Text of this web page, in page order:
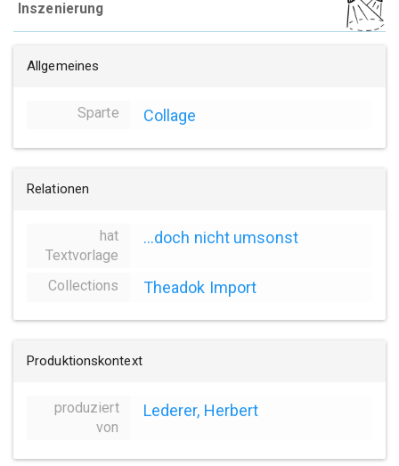
Inszenierung
Allgemeines
Sparte Collage
Relationen
hat
Textvorlage
...doch nicht umsonst
Collections Theadok Import
Produktionskontext
produziert
von
Lederer, Herbert